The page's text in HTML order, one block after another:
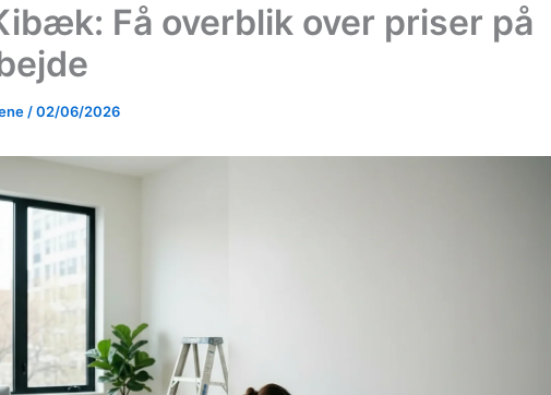
Få overblik over priser på
/02/06/2026